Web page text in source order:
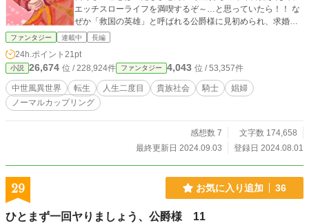
エッチスローライフを満喫するぞ～…と思っていたら！！ な
ぜか「救国の英雄」と呼ばれる公爵様に見初められ、求婚さ
れる…。 ハッキリ言って、イ・ヤ・だ！！ なんでかって？
ん！！ そんな女の相手なんざ、前世だけで十分だっての。 と
は言え、この公爵様…顔と体が私・フィリーの好みとドンピ
シャ！！ 一体どうしたら、いいの～。 一人で勝手にどうでも
いい悩みを抱えながらも、とりあえずヤると決意したフィリ
ー。 独りよがりな妬み嫉みで、フィリーに噛みつこうとする
り切りつつ、取り巻く人々の問題を解決していく。 しかし、
解決すればまた別の問題が浮上するのが人生といふもの。 嫉
ファンタジー 連載中 長編
24h.ポイント 21pt
小説 26,674 位 / 228,924件 ファンタジー 4,043 位 / 53,357件
中世風異世界 転生 人生二度目 貴族社会 騎士
娼婦
ノーマルカップリング
感想数 7
文字数 174,658
最終更新日 2024.09.03
登録日 2024.08.01
29 お気に入り追加 36
ひとまず一回ヤりましょう、公爵様 11